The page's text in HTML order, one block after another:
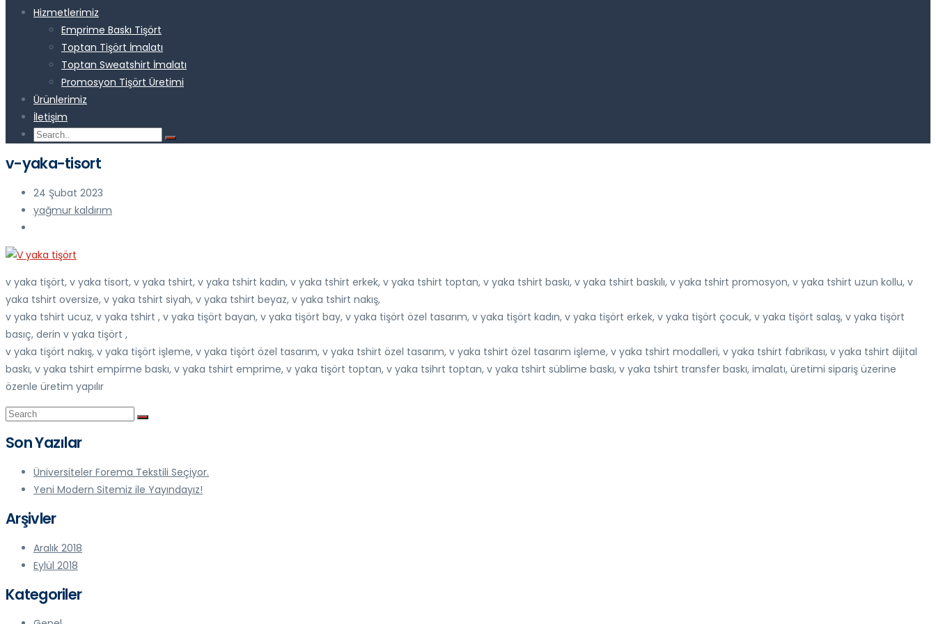
Hizmetlerimiz
Emprime Baskı Tişört
Toptan Tişört İmalatı
Toptan Sweatshirt İmalatı
Promosyon Tişört Üretimi
Ürünlerimiz
İletişim
v-yaka-tisort
24 Şubat 2023
yağmur kaldırım
v yaka tişört, v yaka tisort, v yaka tshirt, v yaka tshirt kadın, v yaka tshirt erkek, v yaka tshirt toptan, v yaka tshirt baskı, v yaka tshirt baskılı, v yaka tshirt promosyon, v yaka tshirt uzun kollu, v
yaka tshirt oversize, v yaka tshirt siyah, v yaka tshirt beyaz, v yaka tshirt nakış,
v yaka tshirt ucuz, v yaka tshirt , v yaka tişört bayan, v yaka tişört bay, v yaka tişört özel tasarım, v yaka tişört kadın, v yaka tişört erkek, v yaka tişört çocuk, v yaka tişört salaş, v yaka tişört
basıç, derin v yaka tişört ,
v yaka tişört nakış, v yaka tişört işleme, v yaka tişört özel tasarım, v yaka tshirt özel tasarım, v yaka tshirt özel tasarım işleme, v yaka tshirt modalleri, v yaka tshirt fabrikası, v yaka tshirt dijital
baskı, v yaka tshirt empirme baskı, v yaka tshirt emprime, v yaka tişört toptan, v yaka tsihrt toptan, v yaka tshirt süblime baskı, v yaka tshirt transfer baskı, imalatı, üretimi sipariş üzerine
özenle üretim yapılır
Son Yazılar
Üniversiteler Forema Tekstili Seçiyor.
Yeni Modern Sitemiz ile Yayındayız!
Arşivler
Aralık 2018
Eylül 2018
Kategoriler